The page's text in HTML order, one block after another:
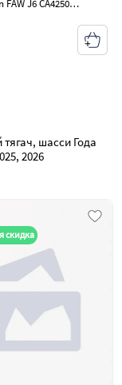
FAW J6 СА4250
(2013-2026)
тягач, шасси Года
2026
скидка